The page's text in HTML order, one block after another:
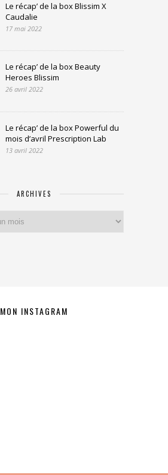
Le récap’ de la box Blissim X
Caudalie
17 mai 2022
Le récap’ de la box Beauty
Heroes Blissim
26 avril 2022
Le récap’ de la box Powerful du
mois d’avril Prescription Lab
13 avril 2022
ARCHIVES
MON INSTAGRAM